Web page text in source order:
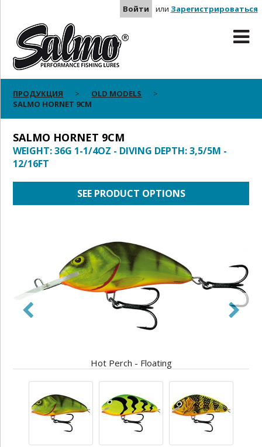
Войти или Зарегистрироваться
ПРОДУКЦИЯ
OLD MODELS
SALMO HORNET 9CM
SALMO HORNET 9CM
WEIGHT: 36G 1-1/4OZ - DIVING DEPTH: 3,5/5M -
12/16FT
SEE PRODUCT OPTIONS
Hot Perch - Floating